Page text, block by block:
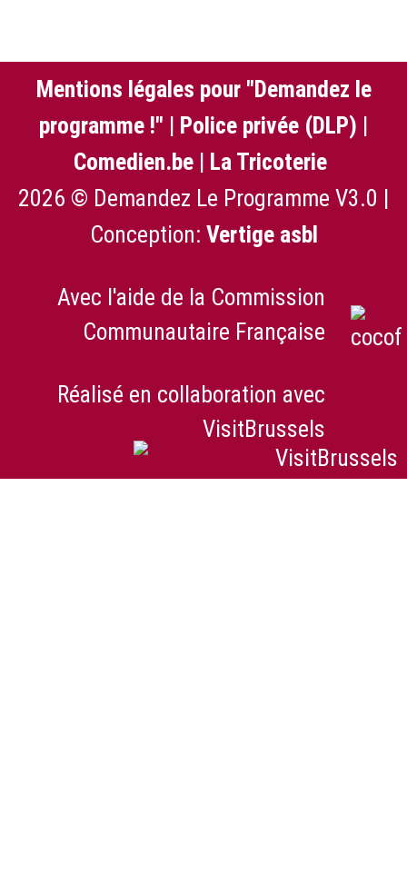
Mentions légales pour "Demandez le
programme !" | Police privée (DLP) |
Comedien.be | La Tricoterie
2026 © Demandez Le Programme V3.0 |
Conception: Vertige asbl
Avec l'aide de la Commission
Communautaire Française
Réalisé en collaboration avec
VisitBrussels